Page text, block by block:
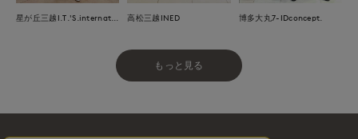
高松三越INED 博多大丸7-IDconcept.
もっと見る